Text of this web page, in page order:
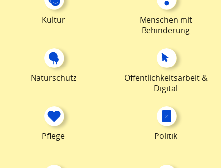
Kultur
Menschen mit
Behinderung
Naturschutz
Öffentlichkeitsarbeit &
Digital
Pflege Politik